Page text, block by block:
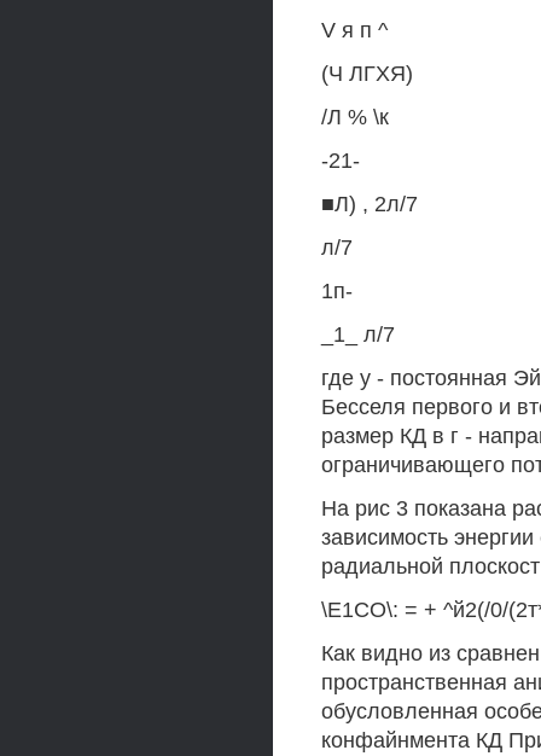
V я п ^
(Ч ЛГХЯ)
/Л % \к
-21-
■Л) , 2л/7
л/7
1п-
_1_ л/7
где у - постоянная
Бесселя первого и
размер КД в г -
ограничивающего
На рис 3 показана
зависимость
радиальной
\Е1СО\: = + ^й2(/0/
Как видно из
пространственная
обусловленная
конфайнмента КД